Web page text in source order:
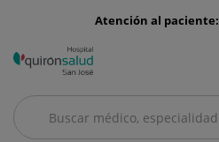
menu-
Atención al paciente:
Buscar
Buscar